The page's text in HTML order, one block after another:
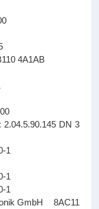
4A1AB
02
000
DN 3
1
3
1
1
GmbH 8AC11